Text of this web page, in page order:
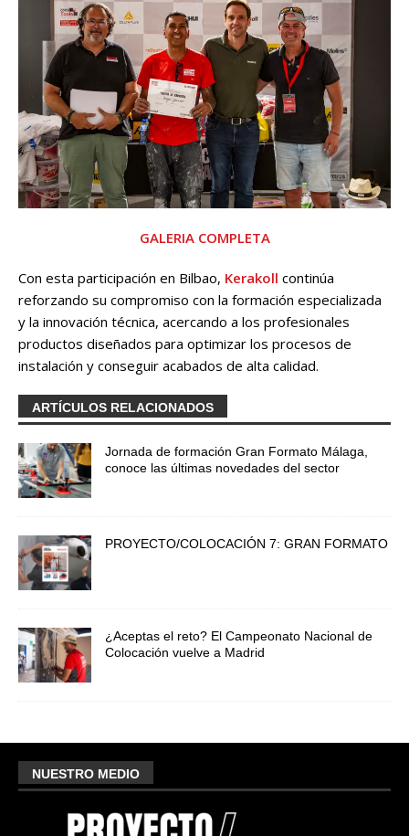
GALERIA COMPLETA
Con esta participación en Bilbao, Kerakoll continúa
reforzando su compromiso con la formación especializada
y la innovación técnica, acercando a los profesionales
productos diseñados para optimizar los procesos de
instalación y conseguir acabados de alta calidad.
ARTÍCULOS RELACIONADOS
Jornada de formación Gran Formato Málaga,
conoce las últimas novedades del sector
PROYECTO/COLOCACIÓN 7: GRAN FORMATO
¿Aceptas el reto? El Campeonato Nacional de
Colocación vuelve a Madrid
NUESTRO MEDIO